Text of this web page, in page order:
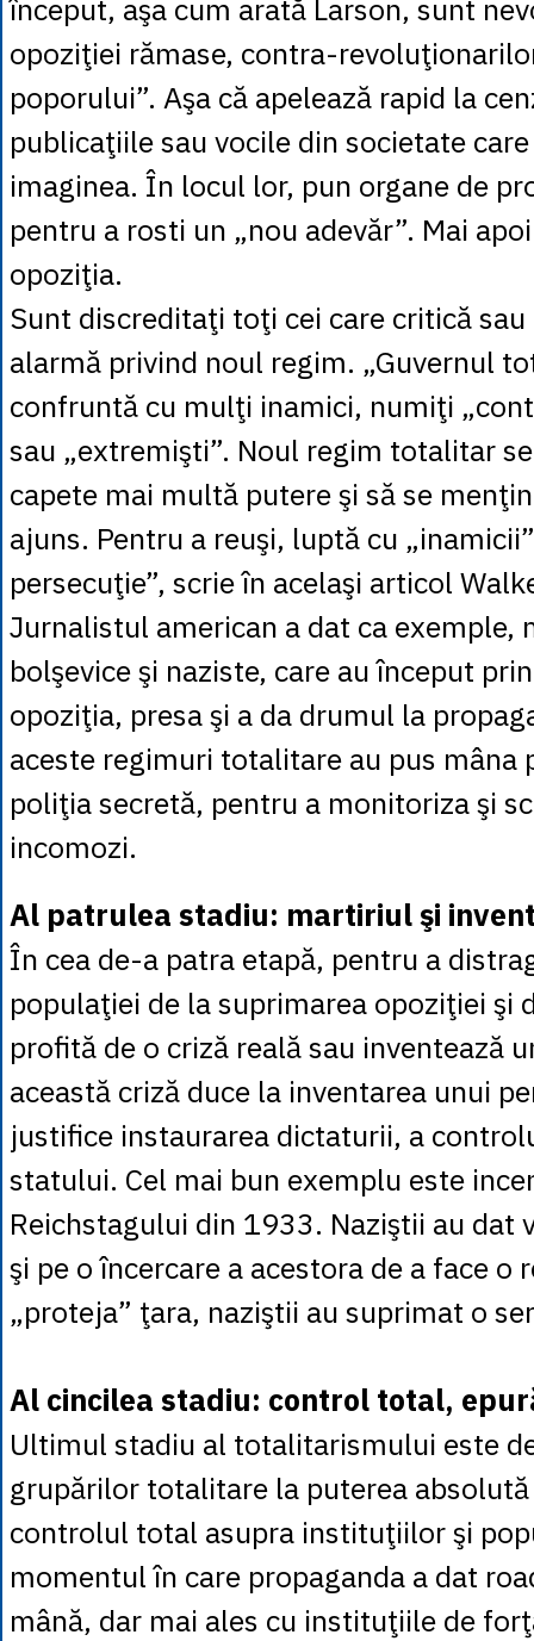
început, aşa cum arată Larson, sunt
opoziţiei rămase, contra-
poporului”. Aşa că apelează rapid la
publicaţiile sau vocile din societate
imaginea. În locul lor, pun organe de
pentru a rosti un „nou adevăr”. Mai
opoziţia.
Sunt discreditaţi toţi cei care critică
alarmă privind noul regim. „Guvernul
confruntă cu mulţi inamici, numiţi
sau „extremişti”. Noul regim totalitar
capete mai multă putere şi să se
ajuns. Pentru a reuşi, luptă cu
persecuţie”, scrie în acelaşi articol
Jurnalistul american a dat ca exemple,
bolşevice şi naziste, care au început
opoziţia, presa şi a da drumul la
aceste regimuri totalitare au pus mâna
poliţia secretă, pentru a monitoriza şi
incomozi.
Al patrulea stadiu: martiriul şi
În cea de-a patra etapă, pentru a
populaţiei de la suprimarea opoziţiei şi
profită de o criză reală sau inventează
această criză duce la inventarea unui
justifice instaurarea dictaturii, a
statului. Cel mai bun exemplu este
Reichstagului din 1933. Naziştii au dat
şi pe o încercare a acestora de a face o
„proteja” ţara, naziştii au suprimat o
Al cincilea stadiu: control total,
Ultimul stadiu al totalitarismului este
grupărilor totalitare la puterea
controlul total asupra instituţiilor şi
momentul în care propaganda a dat
mână, dar mai ales cu instituţiile de